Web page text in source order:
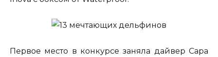
Первое место в конкурсе заняла дайвер Сара